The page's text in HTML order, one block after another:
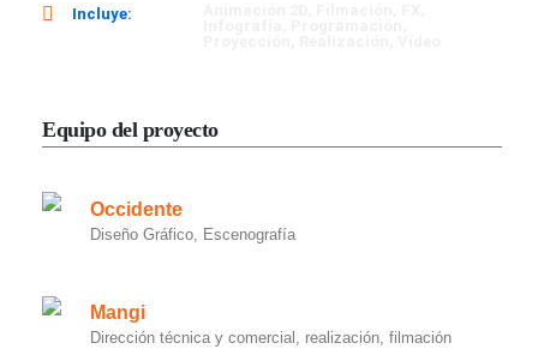
Incluye:
Equipo del proyecto
Occidente
Diseño Gráfico, Escenografía
Mangi
Dirección técnica y comercial, realización, filmación